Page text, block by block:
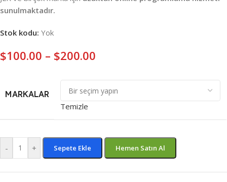
sunulmaktadır.
Stok kodu: Yok
$100.00 – $200.00
MARKALAR
Temizle
- + Sepete Ekle Hemen Satın Al